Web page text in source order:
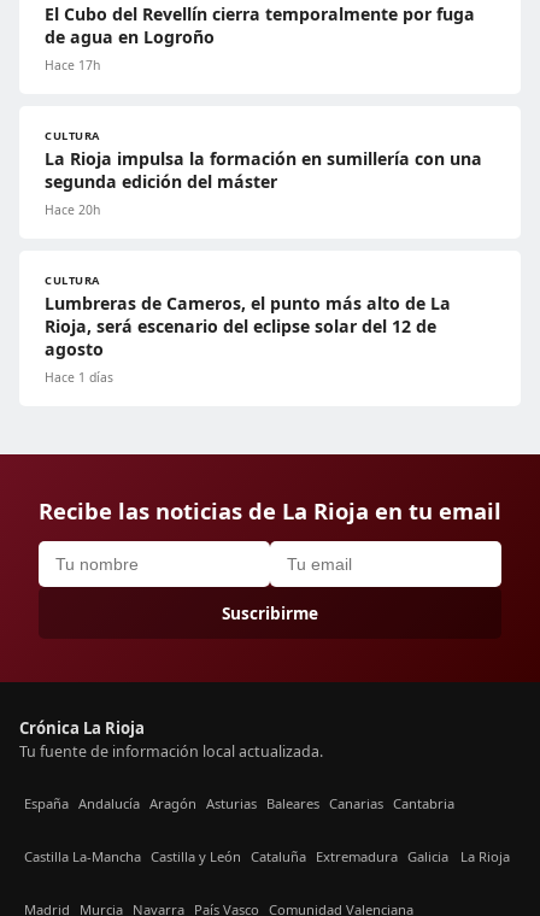
El Cubo del Revellín cierra temporalmente por fuga
de agua en Logroño
Hace 17h
CULTURA
La Rioja impulsa la formación en sumillería con una
segunda edición del máster
Hace 20h
CULTURA
Lumbreras de Cameros, el punto más alto de La
Rioja, será escenario del eclipse solar del 12 de
agosto
Hace 1 días
Recibe las noticias de La Rioja en tu email
Suscribirme
Crónica La Rioja
Tu fuente de información local actualizada.
España Andalucía Aragón Asturias Baleares Canarias Cantabria
Castilla La-Mancha Castilla y León Cataluña Extremadura Galicia La Rioja
Madrid Murcia Navarra País Vasco Comunidad Valenciana